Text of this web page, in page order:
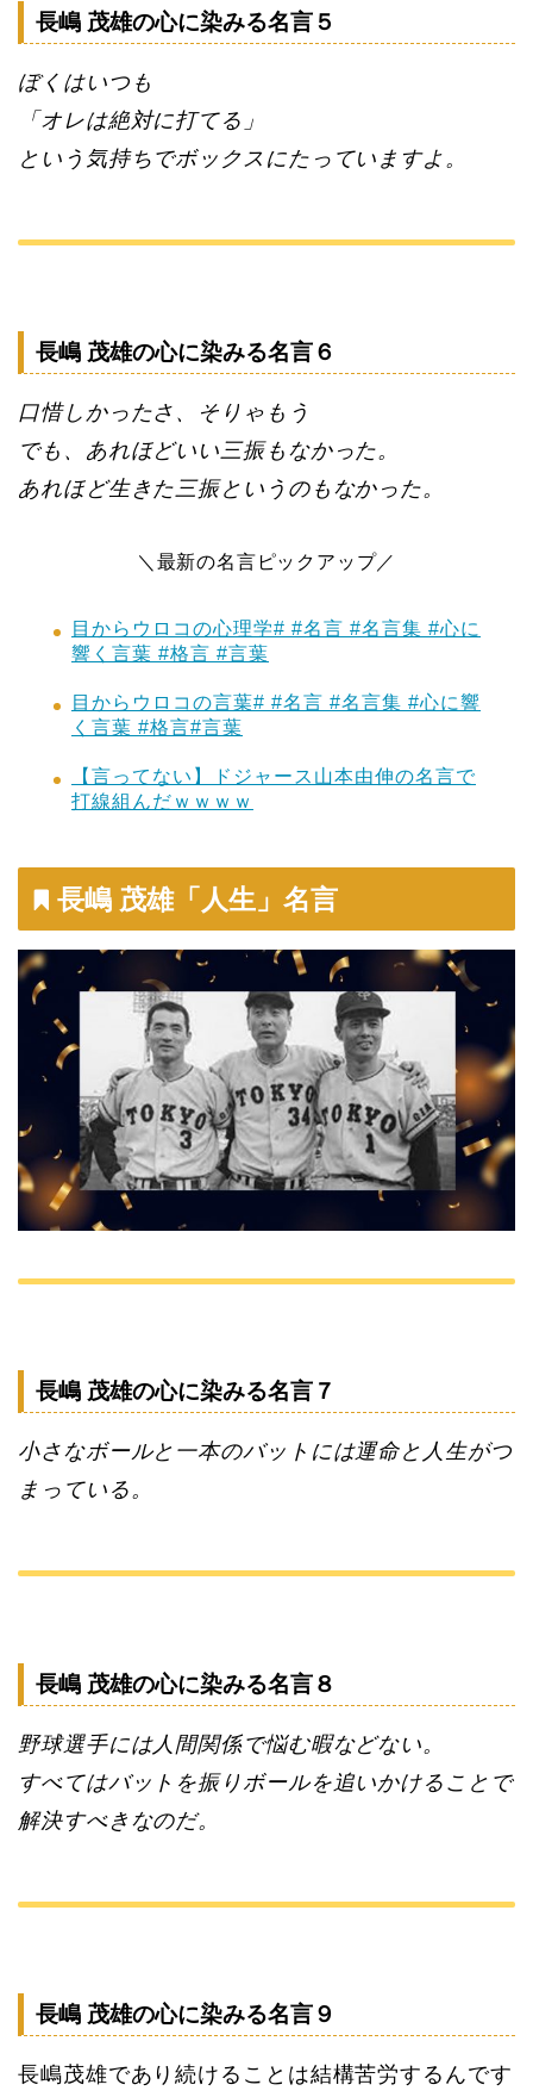
長嶋 茂雄の心に染みる名言５
ぼくはいつも
「オレは絶対に打てる」
という気持ちでボックスにたっていますよ。
長嶋 茂雄の心に染みる名言６
口惜しかったさ、そりゃもう
でも、あれほどいい三振もなかった。
あれほど生きた三振というのもなかった。
＼最新の名言ピックアップ／
目からウロコの心理学# #名言 #名言集 #心に
響く言葉 #格言 #言葉
目からウロコの言葉# #名言 #名言集 #心に響
く言葉 #格言#言葉
【言ってない】ドジャース山本由伸の名言で
打線組んだｗｗｗｗ
長嶋 茂雄「人生」名言
長嶋 茂雄の心に染みる名言７
小さなボールと一本のバットには運命と人生がつ
まっている。
長嶋 茂雄の心に染みる名言８
野球選手には人間関係で悩む暇などない。
すべてはバットを振りボールを追いかけることで
解決すべきなのだ。
長嶋 茂雄の心に染みる名言９
長嶋茂雄であり続けることは結構苦労するんです